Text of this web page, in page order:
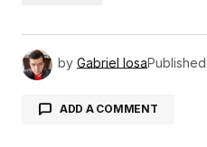
by Gabriel IosaPublished
ADD A COMMENT